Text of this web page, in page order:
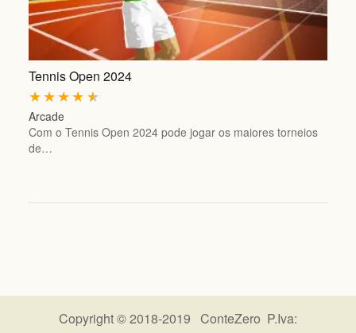
Tennis Open 2024
★
★
★
★
★
Arcade
Com o Tennis Open 2024 pode jogar os maiores torneios
de…
Copyright © 2018-2019 ConteZero P.Iva: